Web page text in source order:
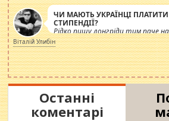
ЧИ МАЮТЬ УКРАЇНЦІ
СТИПЕНДІЇ?
Рідко пишу лонгріди тим паче
просто дістало! Обурюють
навколо стипендіального
роздувається ще одна
Віталій Улибін
Останні
коментарі